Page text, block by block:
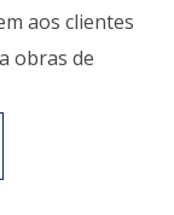
aos clientes
obras de